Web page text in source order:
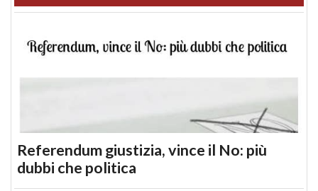
Referendum giustizia, vince il No: più
dubbi che politica